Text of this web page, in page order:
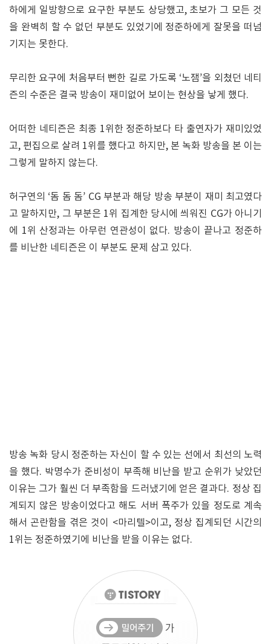
하에게 일방향으로 요구한 부분도 상당했고, 초보가 그 모든 것
을 완벽히 할 수 없던 부분도 있었기에 정준하에게 잘못을 떠넘
기지는 못한다.
무리한 요구에 처음부터 뻔한 길로 가도록 ‘노잼’을 외쳤던 네티
즌의 수준은 결국 방송이 재미없어 보이는 현상을 낳게 했다.
어떠한 네티즌은 최종 1위한 정준하보다 타 출연자가 재미있었
고, 편집으로 살려 1위를 했다고 하지만, 본 녹화 방송을 본 이는
그렇게 말하지 않는다.
허구연의 ‘돔 돔 돔’ CG 부분과 해당 방송 부분이 재미 최고였다
고 말하지만, 그 부분은 1위 집계한 당시에 씌워진 CG가 아니기
에 1위 산정과는 아무런 연관성이 없다. 방송이 끝나고 정준하
를 비난한 네티즌은 이 부분도 문제 삼고 있다.
방송 녹화 당시 정준하는 자신이 할 수 있는 선에서 최선의 노력
을 했다. 박명수가 준비성이 부족해 비난을 받고 순위가 낮았던
이유는 그가 훨씬 더 부족함을 드러냈기에 얻은 결과다. 정상 집
계되지 않은 방송이었다고 해도 서버 폭주가 있을 정도로 계속
해서 곤란함을 겪은 것이 <마리텔>이고, 정상 집계되던 시간의
1위는 정준하였기에 비난을 받을 이유는 없다.